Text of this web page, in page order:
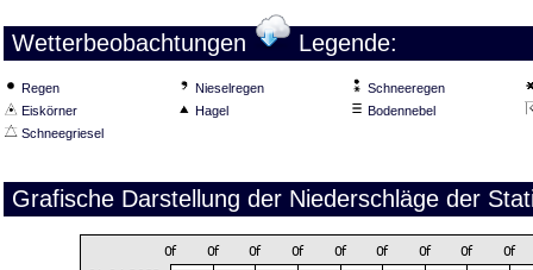
Wetterbeobachtungen Legende:
Regen Nieselregen
Schneeregen
Eiskörner
Hagel
Bodennebel
Schneegriesel
Grafische Darstellung der Niederschläge der